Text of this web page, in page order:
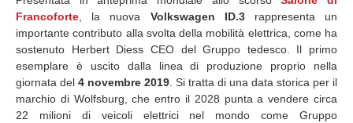
Francoforte , la nuova Volkswagen ID.3rappresenta un
importante contributo alla svolta della mobilità elettrica, come ha
sostenuto Herbert Diess CEO del Gruppo tedesco. Il primo
esemplare è uscito dalla linea di produzione proprio nella
giornata del 4 novembre 2019 . Si tratta di una data storica per il
marchio di Wolfsburg, che entro il 2028 punta a vendere circa
22 milioni di veicoli elettrici nel mondo come Gruppo